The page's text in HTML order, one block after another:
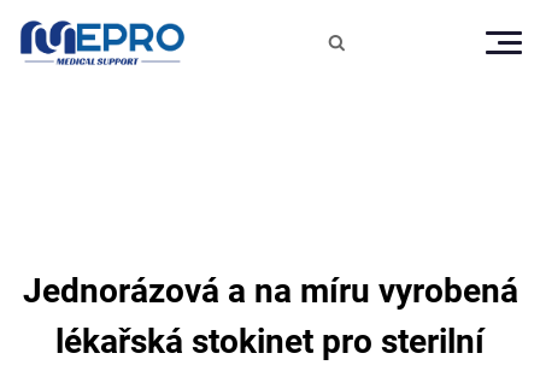

Jednorázová a na míru vyrobená
lékařská stokinet pro sterilní